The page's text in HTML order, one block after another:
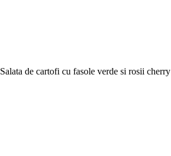
Salata de cartofi cu fasole verde si rosii cherry